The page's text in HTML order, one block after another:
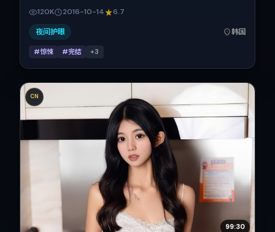
为韩国。上映时间 2016年10月14日（公映登记日 2016-10-
14），全片98分钟，节奏张弛有度。
120K 2016-10-14 6.7
夜间护眼 韩国
#惊悚 #完结 +3
CN
99:30